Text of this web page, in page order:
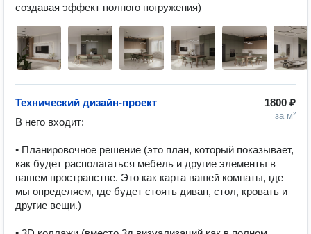
создавая эффект полного погружения)
1800 ₽
за м²
Технический дизайн-проект
В него входит:
▪ Планировочное решение (это план, который показывает,
как будет располагаться мебель и другие элементы в
вашем пространстве. Это как карта вашей комнаты, где
мы определяем, где будет стоять диван, стол, кровать и
другие вещи.)